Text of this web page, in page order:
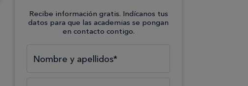
Recibe información gratis. Indícanos tus
datos para que las academias se pongan
en contacto contigo.
Selecciona el tipo*
Selecciona el área*
Selecciona la formación*
Nombre y apellidos*